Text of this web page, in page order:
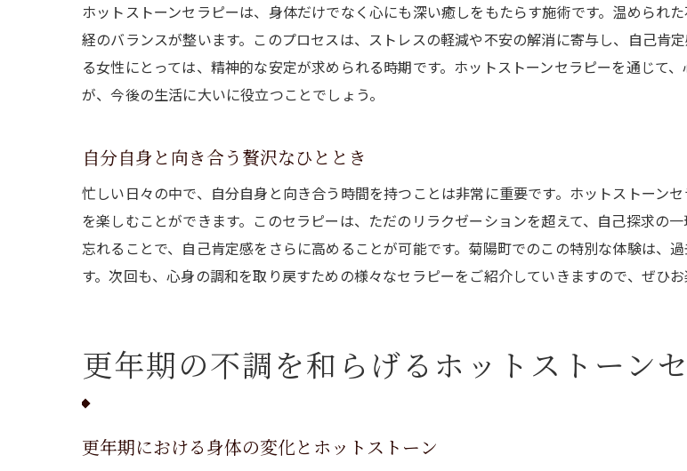
心地よさが持続する理由
ホットストーンセラピーがもたらす自律神経
健康的なライフスタイルへの第一歩
体験者の声から見る効果の実際
更年期女性に嬉しいホットストーンセラピー
温めた石がもたらすリラックス効果
専門家が語る更年期ケアの重要性
ホットストーンセラピーは、身体だけでなく心にも深い癒しをもたらす施術です。温められ
経のバランスが整います。このプロセスは、ストレスの軽減や不安の解消に寄与し、自己肯
る女性にとっては、精神的な安定が求められる時期です。ホットストーンセラピーを通じて
が、今後の生活に大いに役立つことでしょう。
自分自身と向き合う贅沢なひととき
忙しい日々の中で、自分自身と向き合う時間を持つことは非常に重要です。ホットストーン
を楽しむことができます。このセラピーは、ただのリラクゼーションを超えて、自己探求の
忘れることで、自己肯定感をさらに高めることが可能です。菊陽町でのこの特別な体験は、
す。次回も、心身の調和を取り戻すための様々なセラピーをご紹介していきますので、ぜひお
更年期の不調を和らげるホットストーン
更年期における身体の変化とホットストーン